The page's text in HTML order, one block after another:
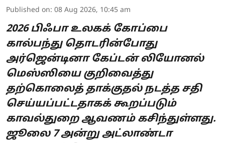
Published on: 08 Aug 2026, 10:45 am
2026 பிஃபா உலகக் கோப்பை
கால்பந்து தொடரின்போது
அர்ஜென்டினா கேப்டன் லியோனல்
மெஸ்ஸியை குறிவைத்து
தற்கொலைத் தாக்குதல் நடத்த சதி
செய்யப்பட்டதாகக் கூறப்படும்
காவல்துறை ஆவணம் கசிந்துள்ளது.
ஜூலை 7 அன்று அட்லாண்டா